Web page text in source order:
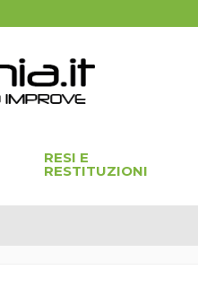
RESI E
RESTITUZIONI